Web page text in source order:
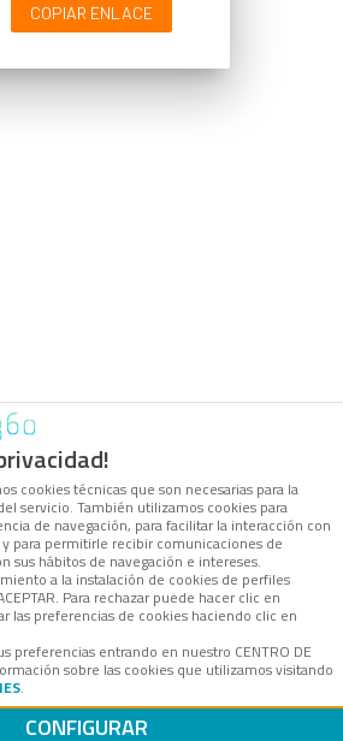
cookies técnicas que son necesarias para la
servicio. También utilizamos cookies para
de navegación, para facilitar la interacción con
para permitirle recibir comunicaciones de
sus hábitos de navegación e intereses.
a la instalación de cookies de perfiles
Para rechazar puede hacer clic en
las preferencias de cookies haciendo clic en
preferencias entrando en nuestro CENTRO DE
sobre las cookies que utilizamos visitando
.
CONFIGURAR
COPIAR ENLACE